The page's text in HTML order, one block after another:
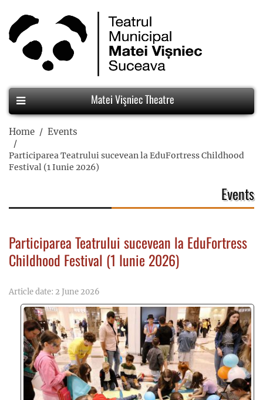
Matei Vişniec Theatre
Home Events
Participarea Teatrului sucevean la EduFortress Childhood
Festival (1 Iunie 2026)
Events
Participarea Teatrului sucevean la EduFortress
Childhood Festival (1 Iunie 2026)
Article date: 2 June 2026